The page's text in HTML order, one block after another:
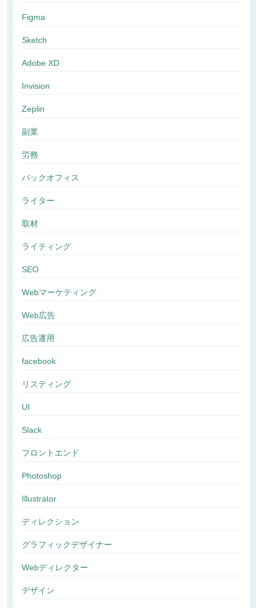
Figma
Sketch
Adobe XD
Invision
Zeplin
副業
労務
バックオフィス
ライター
取材
ライティング
SEO
Webマーケティング
Web広告
広告運用
facebook
リスティング
UI
Slack
フロントエンド
Photoshop
Illustrator
ディレクション
グラフィックデザイナー
Webディレクター
デザイン